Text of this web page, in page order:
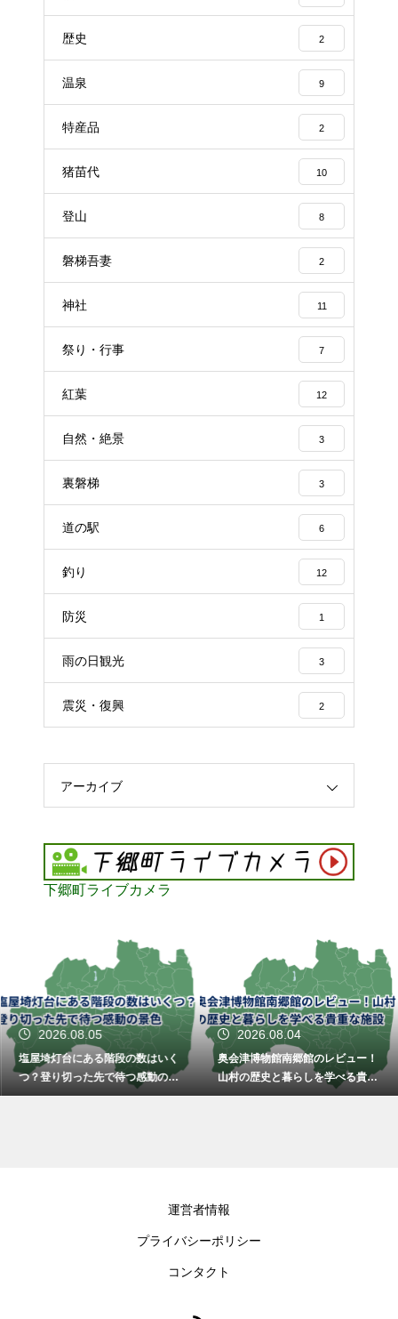
歴史 2
温泉 9
特産品 2
猪苗代 10
登山 8
磐梯吾妻 2
神社 11
祭り・行事 7
紅葉 12
自然・絶景 3
裏磐梯 3
道の駅 6
釣り 12
防災 1
雨の日観光 3
震災・復興 2
アーカイブ
下郷町ライブカメラ
2026.08.05
塩屋埼灯台にある階段の数はいく
つ？登り切った先で待つ感動の景
色
2026.08.04
奥会津博物館南郷館のレビュー！
山村の歴史と暮らしを学べる貴重
な施設
運営者情報
プライバシーポリシー
コンタクト